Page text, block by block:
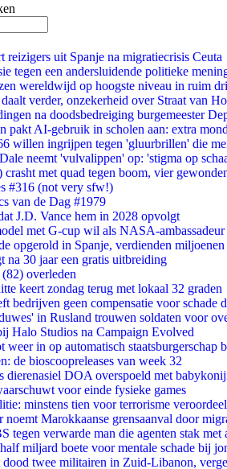
reizigers uit Spanje na migratiecrisis Ceuta
tegen een andersluidende politieke
wereldwijd op hoogste niveau in ruim
verder, onzekerheid over Straat van
na doodsbedreiging burgemeester
pakt AI-gebruik in scholen aan: extra
willen ingrijpen tegen 'gluurbrillen' die
neemt 'vulvalippen' op: 'stigma op
crasht met quad tegen boom, vier
#316 (not very sfw!)
van de Dag #1979
J.D. Vance hem in 2028 opvolgt
met G-cup wil als NASA-ambassadeur
opgerold in Spanje, verdienden miljoenen
na 30 jaar een gratis uitbreiding
overleden
keert zondag terug met lokaal 32 graden
bedrijven geen compensatie voor schade
in Rusland trouwen soldaten voor
Halo Studios na Campaign Evolved
weer in op automatisch staatsburgerschap
de bioscoopreleases van week 32
dierenasiel DOA overspoeld met
voor einde fysieke games
minstens tien voor terrorisme
noemt Marokkaanse grensaanval door
tegen verwarde man die agenten stak met
miljard boete voor mentale schade bij
dood twee militairen in Zuid-Libanon,